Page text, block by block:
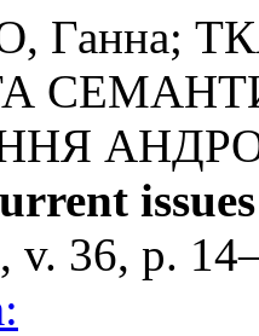
Ганна;
, v. 36, p.